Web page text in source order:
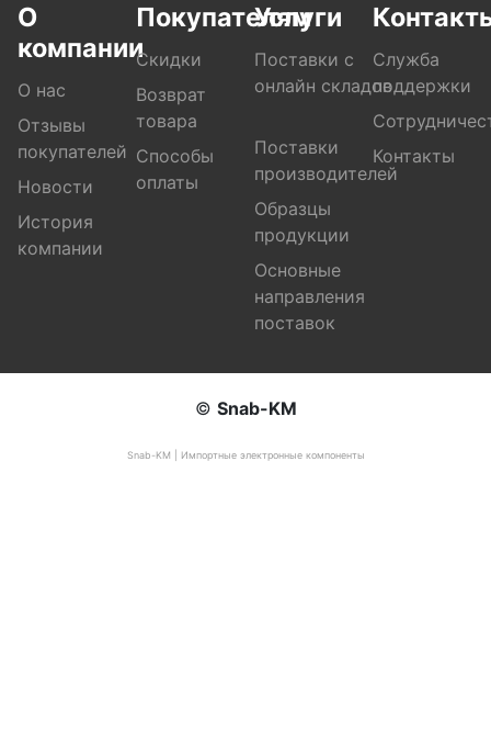
О
компании
О нас
Отзывы
покупателей
Новости
История
компании
Покупателям
Скидки
Возврат
товара
Способы
оплаты
Услуги
Поставки с
онлайн складов
Поставки
производителей
Образцы
продукции
Основные
направления
поставок
Служба
поддержки
Контакты
© Snab-KM
Snab-KM | Импортные электронные компоненты